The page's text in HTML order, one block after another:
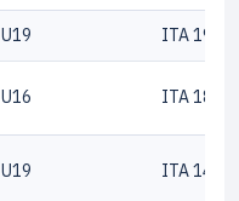
U19 ITA
U16 ITA
U19 ITA